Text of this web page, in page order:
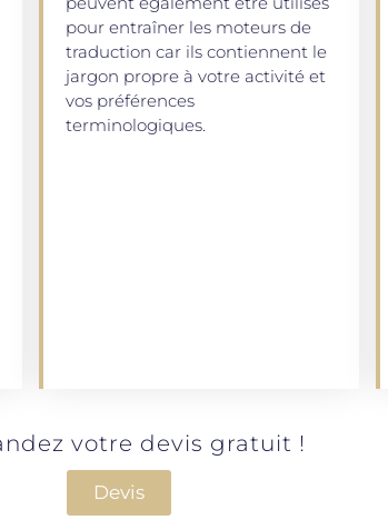
pour entraîner les moteurs de
traduction car ils contiennent le
jargon propre à votre activité et
vos préférences
terminologiques.
votre devis gratuit !
Devis